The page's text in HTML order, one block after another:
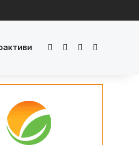
FacebookLinkedInYouTube